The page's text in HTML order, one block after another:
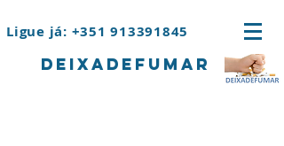
Ligue já: +351 913391845
deixadefumar